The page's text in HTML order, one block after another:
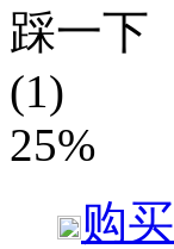
踩一下
(1)
25%
购买